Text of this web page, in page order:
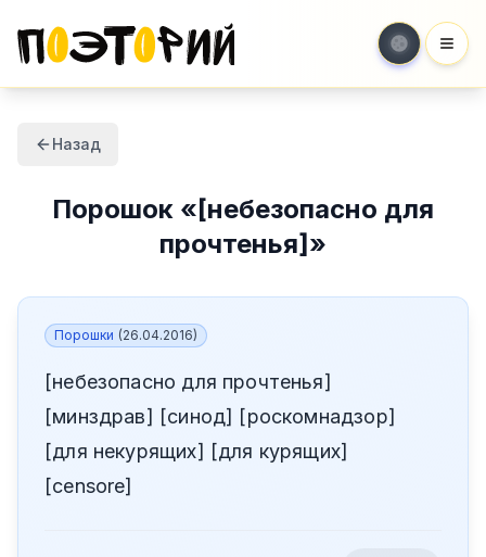
Назад
Порошок «[небезопасно для
прочтенья]»
Порошки (26.04.2016)
[небезопасно для прочтенья]
[минздрав] [синод] [роскомнадзор]
[для некурящих] [для курящих]
[censore]